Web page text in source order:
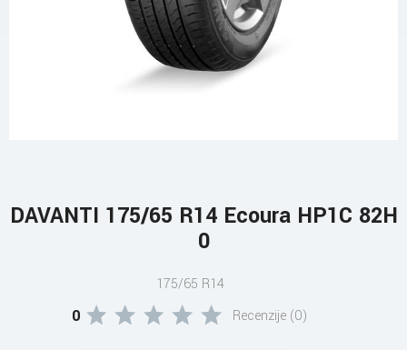
DAVANTI 175/65 R14 Ecoura HP1C 82H
0
175/65 R14
0 Recenzije (0)